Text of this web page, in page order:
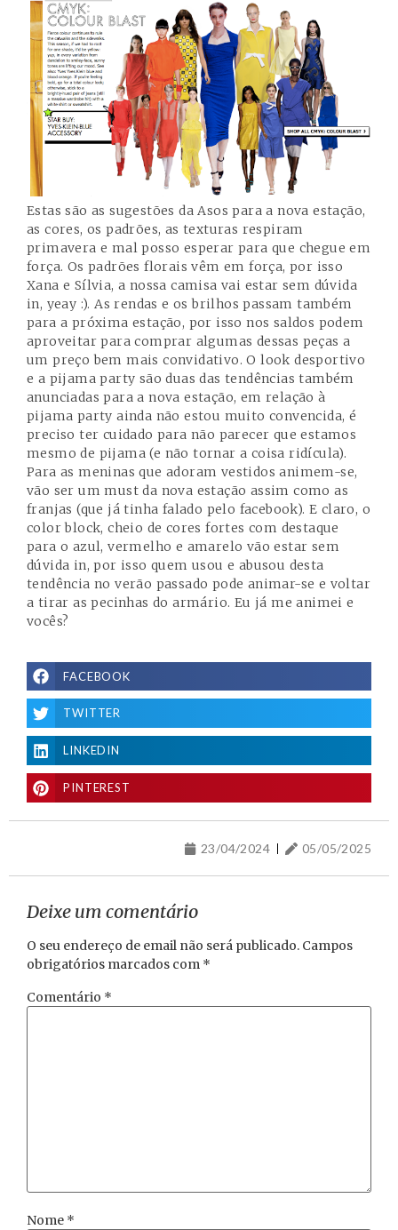
Estas são as sugestões da Asos para a nova estação,
as cores, os padrões, as texturas respiram
primavera e mal posso esperar para que chegue em
força. Os padrões florais vêm em força, por isso
Xana e Sílvia, a nossa camisa vai estar sem dúvida
in, yeay :). As rendas e os brilhos passam também
para a próxima estação, por isso nos saldos podem
aproveitar para comprar algumas dessas peças a
um preço bem mais convidativo. O look desportivo
e a pijama party são duas das tendências também
anunciadas para a nova estação, em relação à
pijama party ainda não estou muito convencida, é
preciso ter cuidado para não parecer que estamos
mesmo de pijama (e não tornar a coisa ridícula).
Para as meninas que adoram vestidos animem-se,
vão ser um must da nova estação assim como as
franjas (que já tinha falado pelo facebook). E claro, o
color block, cheio de cores fortes com destaque
para o azul, vermelho e amarelo vão estar sem
dúvida in, por isso quem usou e abusou desta
tendência no verão passado pode animar-se e voltar
a tirar as pecinhas do armário. Eu já me animei e
vocês?
FACEBOOK
TWITTER
LINKEDIN
PINTEREST
23/04/2024 05/05/2025
Deixe um comentário
O seu endereço de email não será publicado. Campos
obrigatórios marcados com *
Comentário *
Nome *